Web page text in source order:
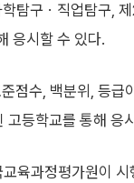
탐구ㆍ직업탐구,
응시할 수 있다.
점수, 백분위, 등급
고등학교를 통해 응
육과정평가원이